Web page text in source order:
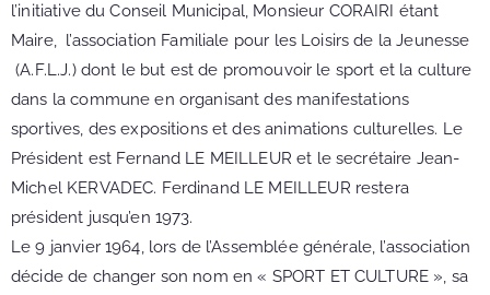
l’initiative du Conseil Municipal, Monsieur CORAIRI étant
Maire, l’association Familiale pour les Loisirs de la Jeunesse
(A.F.L.J.) dont le but est de promouvoir le sport et la culture
dans la commune en organisant des manifestations
sportives, des expositions et des animations culturelles. Le
Président est Fernand LE MEILLEUR et le secrétaire Jean-
Michel KERVADEC. Ferdinand LE MEILLEUR restera
président jusqu’en 1973.
Le 9 janvier 1964, lors de l’Assemblée générale, l’association
décide de changer son nom en « SPORT ET CULTURE », sa